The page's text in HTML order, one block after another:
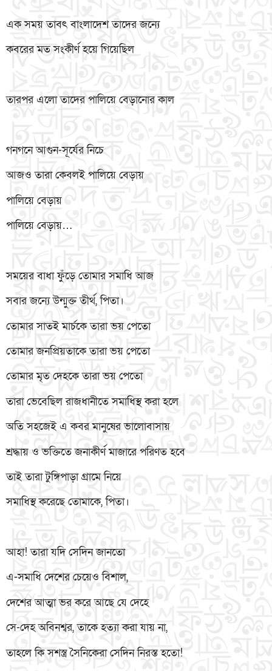
এক সময় তাবৎ বাংলাদেশ তাদের জন্যে
কবরের মত সংকীর্ণ হয়ে গিয়েছিল
তারপর এলো তাদের পালিয়ে বেড়ানোর কাল
গনগনে আগুন-সূর্যের নিচে
আজও তারা কেবলই পালিয়ে বেড়ায়
পালিয়ে বেড়ায়
পালিয়ে বেড়ায়…
সময়ের বাধা ফুঁড়ে তোমার সমাধি আজ
সবার জন্যে উন্মুক্ত তীর্থ, পিতা।
তোমার সাতই মার্চকে তারা ভয় পেতো
তোমার জনপ্রিয়তাকে তারা ভয় পেতো
তোমার মৃত দেহকে তারা ভয় পেতো
তারা ভেবেছিল রাজধানীতে সমাধিস্থ করা হলে
অতি সহজেই এ কবর মানুষের ভালোবাসায়
শ্রদ্ধায় ও ভক্তিতে জনাকীর্ণ মাজারে পরিণত হবে
তাই তারা টুঙ্গিপাড়া গ্রামে নিয়ে
সমাধিস্থ করেছে তোমাকে, পিতা।
আহা! তারা যদি সেদিন জানতো
এ-সমাধি দেশের চেয়েও বিশাল,
দেশের আত্মা ভর করে আছে যে দেহে
সে-দেহ অবিনশ্বর, তাকে হত্যা করা যায় না,
তাহলে কি সশস্ত্র সৈনিকেরা সেদিন নিরস্ত হতো!